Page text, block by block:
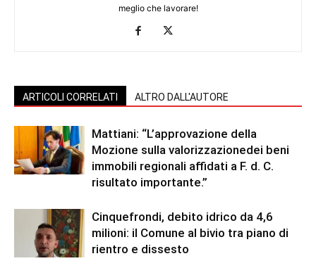
meglio che lavorare!
ARTICOLI CORRELATI ALTRO DALL'AUTORE
Mattiani: “L’approvazione della
Mozione sulla valorizzazionedei beni
immobili regionali affidati a F. d. C.
risultato importante.”
Cinquefrondi, debito idrico da 4,6
milioni: il Comune al bivio tra piano di
rientro e dissesto